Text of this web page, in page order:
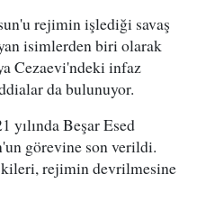
rejimin işlediği savaş
isimlerden biri olarak
Cezaevi'ndeki infaz
da bulunuyor.
yılında Beşar Esed
görevine son verildi.
rejimin devrilmesine